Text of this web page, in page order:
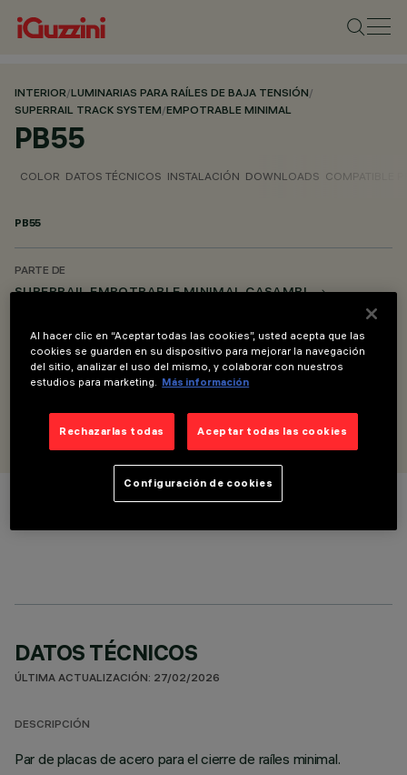
INTERIOR/LUMINARIAS PARA RAÍLES DE BAJA TENSIÓN/
SUPERRAIL TRACK SYSTEM/EMPOTRABLE MINIMAL
PB55
COLOR DATOS TÉCNICOS INSTALACIÓN DOWNLOADS COMPATIBLE
PB55
PARTE DE
SUPERRAIL EMPOTRABLE MINIMAL CASAMBI
DESCRIPCIÓN
Tapa final - para versiones minimal
DISEÑADO POR
DATOS TÉCNICOS
ÚLTIMA ACTUALIZACIÓN: 27/02/2026
DESCRIPCIÓN
Par de placas de acero para el cierre de raíles minimal.
Al hacer clic en “Aceptar todas las cookies”, usted acepta que las
cookies se guarden en su dispositivo para mejorar la navegación
del sitio, analizar el uso del mismo, y colaborar con nuestros
estudios para marketing. Más información
Rechazarlas todas Aceptar todas las cookies
Configuración de cookies